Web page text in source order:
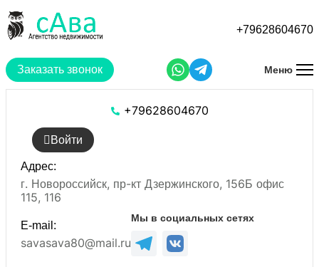
основному
Заказать звонок
+79628604670
Меню
+79628604670
Войти
Адрес:
г. Новороссийск, пр-кт Дзержинского, 156Б офис
115, 116
E-mail:
savasava80@mail.ru
Мы в социальных сетях